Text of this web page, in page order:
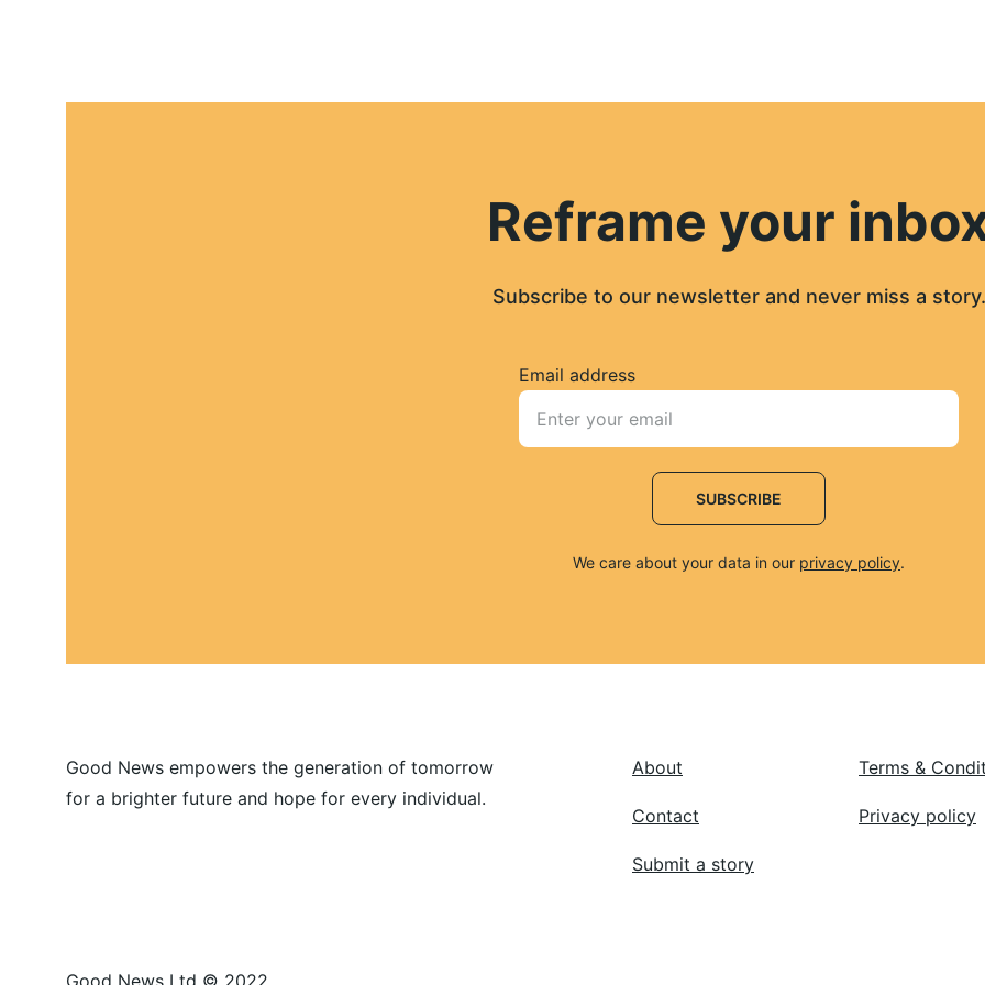
About
Contact
Submit a story
Good News empowers the generation of tomorrow
for a brighter future and hope for every individual.
Terms &
Privacy policy
Reframe your
Subscribe to our newsletter and never miss a story.
Email address
SUBSCRIBE
We care about your data in our privacy policy.